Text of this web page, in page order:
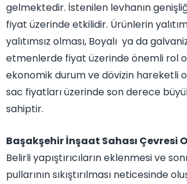
gelmektedir. İstenilen levhanın
fiyat üzerinde etkilidir. Ürünlerin
yalıtımsız olması, Boyalı ya da
etmenlerde fiyat üzerinde önemli rol
ekonomik durum ve dövizin hareketli
sac fiyatları üzerinde son derece
sahiptir.
Başakşehir İnşaat Sahası Çevresi
Belirli yapıştırıcıların eklenmesi ve
pullarının sıkıştırılması neticesinde